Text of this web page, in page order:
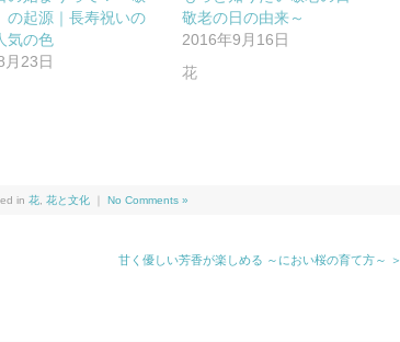
の起源｜長寿祝いの
気の色
月23日
敬老の日の由来～
2016年9月16日
花
in 花, 花と文化 No Comments »
甘く優しい芳香が楽しめる ～におい桜の育て方～ ＞